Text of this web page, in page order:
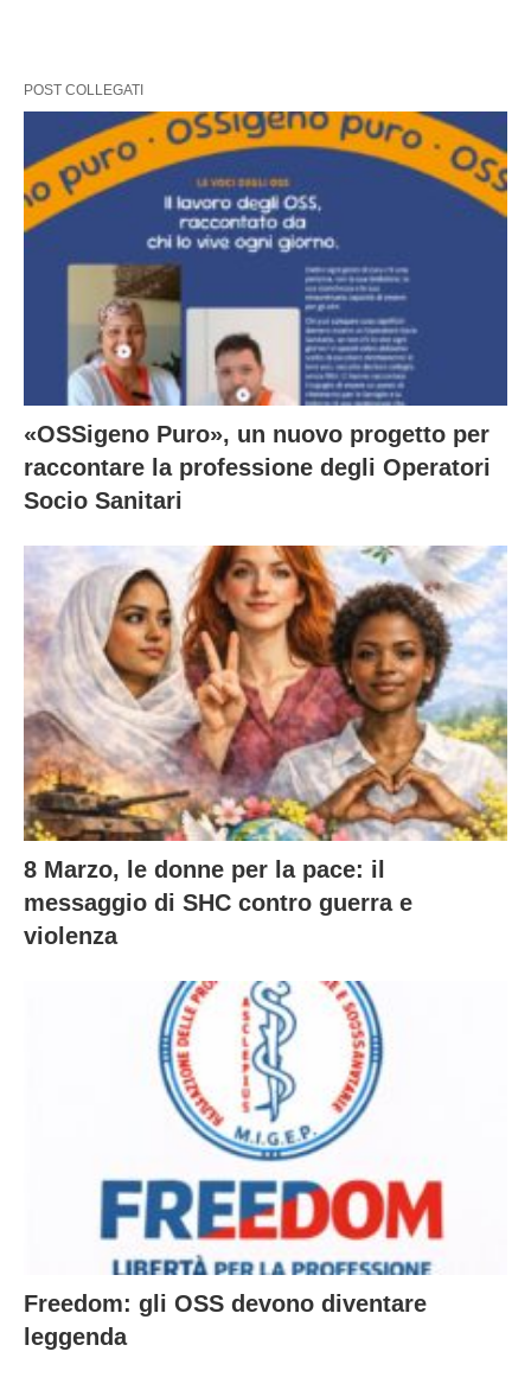
POST COLLEGATI
«OSSigeno Puro», un nuovo progetto per
raccontare la professione degli Operatori
Socio Sanitari
8 Marzo, le donne per la pace: il
messaggio di SHC contro guerra e
violenza
Freedom: gli OSS devono diventare
leggenda